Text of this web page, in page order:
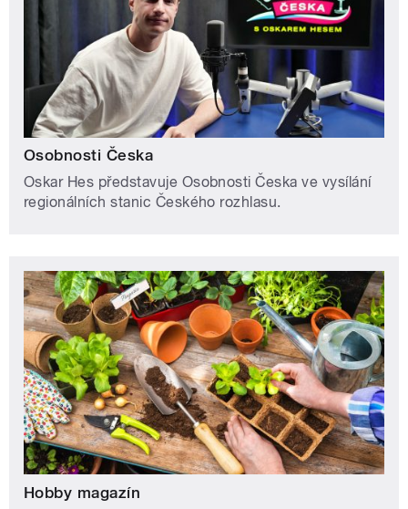
Osobnosti Česka
Oskar Hes představuje Osobnosti Česka ve vysílání
regionálních stanic Českého rozhlasu.
Hobby magazín